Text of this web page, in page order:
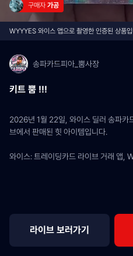
구매자 가공
WYYYES 와이스 앱으로 촬영한 인증된 상품
송파카드피아_뿜사장
키트 뿜 !!!
2026년 1월 22일, 와이스 딜러 송파카
브에서 판매된 힛 아이템입니다.
와이스: 트레이딩카드 라이브 거래 앱,
라이브 보러가기